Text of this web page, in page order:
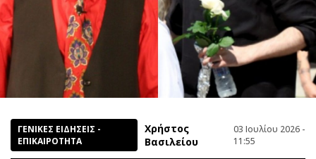
ΓΕΝΙΚΕΣ ΕΙΔΗΣΕΙΣ -
ΕΠΙΚΑΙΡΟΤΗΤΑ
Χρήστος
Βασιλείου
03 Ιουλίου 2026 -
11:55